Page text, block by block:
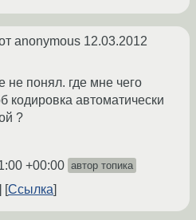
anonymous 12.03.2012
не понял. где мне чего
кодировка автоматически
?
+00:00 автор топика
Ссылка